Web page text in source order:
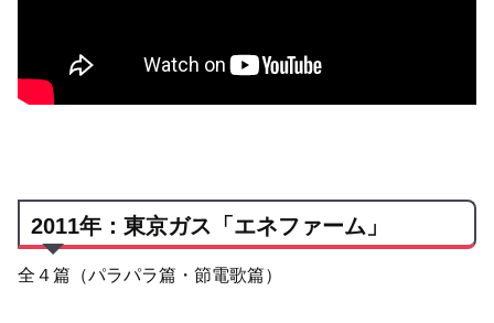
2011年：東京ガス「エネファーム」
全４篇（パラパラ篇・節電歌篇）